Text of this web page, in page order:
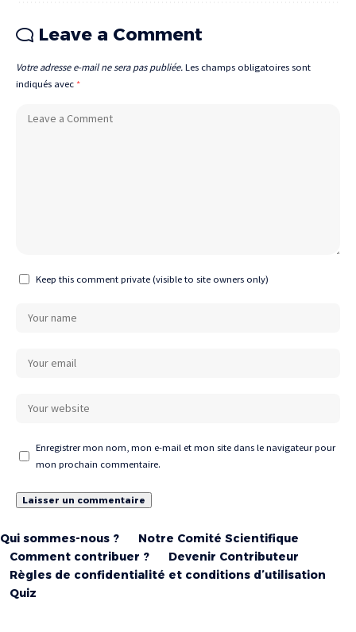
Leave a Comment
Votre adresse e-mail ne sera pas publiée. Les champs obligatoires sont
indiqués avec *
Keep this comment private (visible to site owners only)
Enregistrer mon nom, mon e-mail et mon site dans le navigateur pour
mon prochain commentaire.
Qui sommes-nous ?
Notre Comité Scientifique
Comment contribuer ?
Devenir Contributeur
Règles de confidentialité et conditions d’utilisation
Quiz